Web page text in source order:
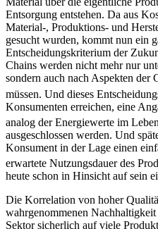
Entsorgung entstehen. Da aus
Material-, Produktions- und
gesucht wurden, kommt nun ein
Entscheidungskriterium der
Chains werden nicht mehr nur
sondern auch nach Aspekten der
müssen. Und dieses
Konsumenten erreichen, eine
analog der Energiewerte im
ausgeschlossen werden. Und
Konsument in der Lage einen
erwartete Nutzungsdauer des
heute schon in Hinsicht auf sein
Die Korrelation von hoher
wahrgenommenen
Sektor sicherlich auf viele